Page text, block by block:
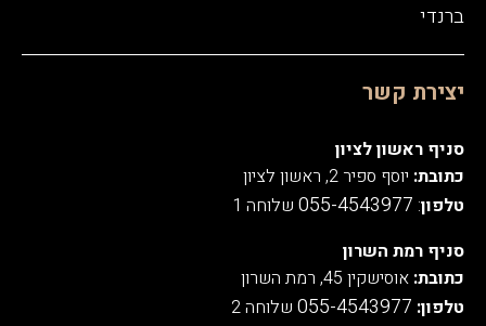
ברנדי
יצירת קשר
סניף ראשון לציון
כתובת: יוסף ספיר 2, ראשון לציון
טלפון:
055-4543977 שלוחה 1
סניף רמת השרון
כתובת: אוסישקין 45, רמת השרון
טלפון: 055-4543977 שלוחה 2